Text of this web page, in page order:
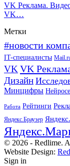
VK Реклама.
VK…
Метки
#новости
IT-специалисты
VK VK
Дизайн
Минцифры
Работа Рейтинги
Яндекс.Браузер
© 2026 - Redlime.
Website Design:
Sign in